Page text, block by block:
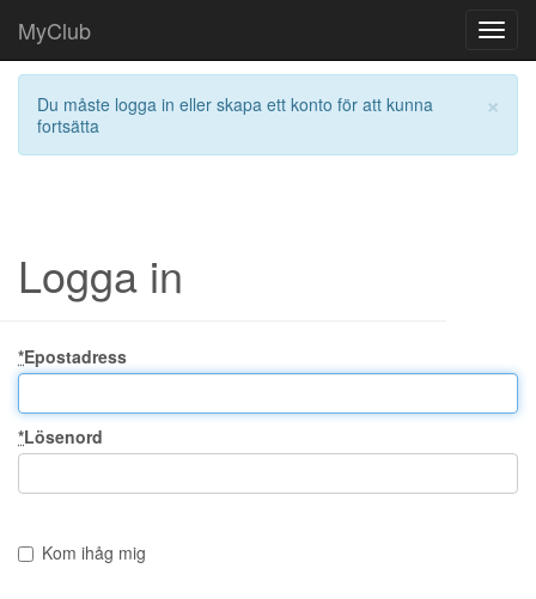
MyClub
×
Du måste logga in eller skapa ett konto för att kunna
fortsätta
Logga in
*Epostadress
*Lösenord
Kom ihåg mig